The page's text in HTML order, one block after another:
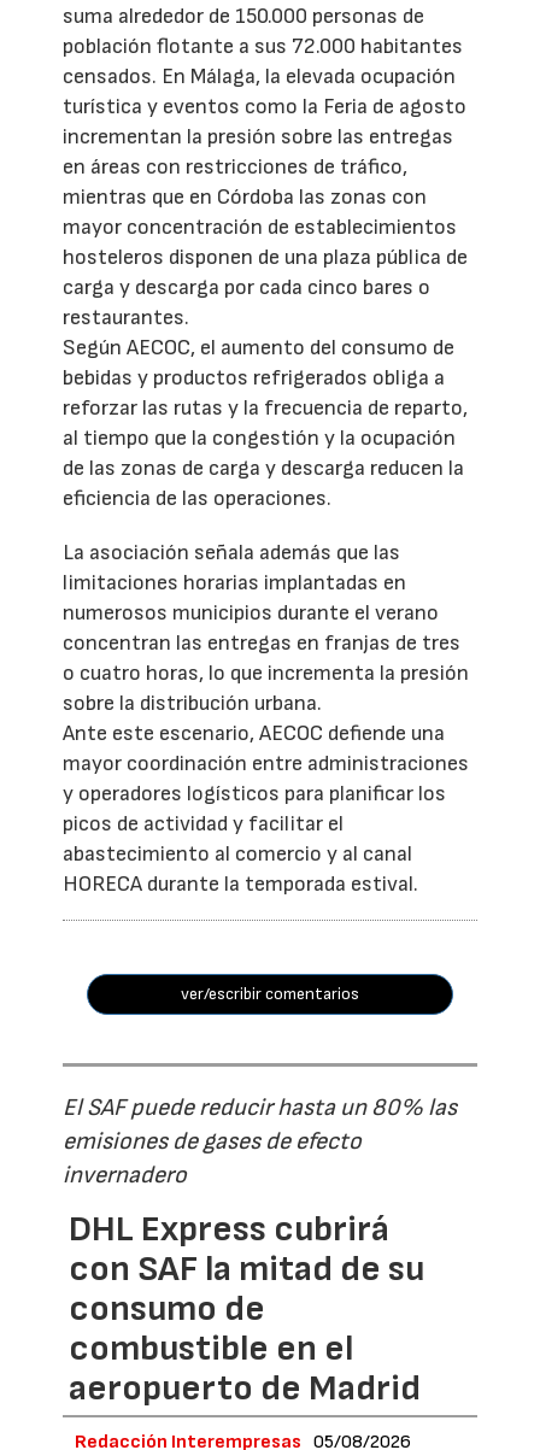
suma alrededor de 150.000 personas de
población flotante a sus 72.000 habitantes
censados. En Málaga, la elevada ocupación
turística y eventos como la Feria de agosto
incrementan la presión sobre las entregas
en áreas con restricciones de tráfico,
mientras que en Córdoba las zonas con
mayor concentración de establecimientos
hosteleros disponen de una plaza pública de
carga y descarga por cada cinco bares o
restaurantes.
Según AECOC, el aumento del consumo de
bebidas y productos refrigerados obliga a
reforzar las rutas y la frecuencia de reparto,
al tiempo que la congestión y la ocupación
de las zonas de carga y descarga reducen la
eficiencia de las operaciones.
La asociación señala además que las
limitaciones horarias implantadas en
numerosos municipios durante el verano
concentran las entregas en franjas de tres
o cuatro horas, lo que incrementa la presión
sobre la distribución urbana.
Ante este escenario, AECOC defiende una
mayor coordinación entre administraciones
y operadores logísticos para planificar los
picos de actividad y facilitar el
abastecimiento al comercio y al canal
HORECA durante la temporada estival.
ver/escribir comentarios
El SAF puede reducir hasta un 80% las
emisiones de gases de efecto
invernadero
DHL Express cubrirá
con SAF la mitad de su
consumo de
combustible en el
aeropuerto de Madrid
Redacción Interempresas 05/08/2026